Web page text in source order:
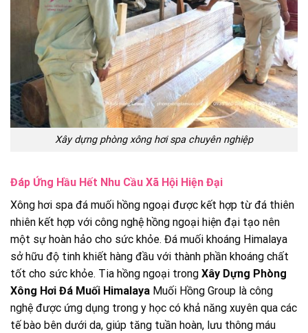
Xây dựng phòng xông hơi spa chuyên nghiệp
Đáp Ứng Hầu Hết Nhu Cầu Xã Hội Hiện Đại
Xông hơi spa đá muối hồng ngoại được kết hợp từ đá thiên
nhiên kết hợp với công nghệ hồng ngoại hiện đại tạo nên
một sự hoàn hảo cho sức khỏe. Đá muối khoáng Himalaya
sở hữu độ tinh khiết hàng đầu với thành phần khoáng chất
tốt cho sức khỏe. Tia hồng ngoại trong Xây Dựng Phòng
Xông Hơi Đá Muối Himalaya Muối Hồng Group là công
nghệ được ứng dụng trong y học có khả năng xuyên qua các
tế bào bên dưới da, giúp tăng tuần hoàn, lưu thông máu